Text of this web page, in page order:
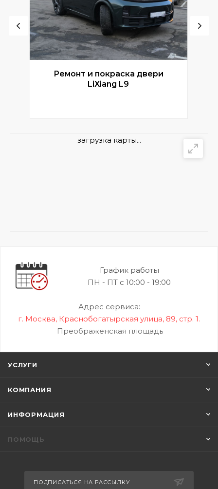
Ремонт и покраска двери
LiXiang L9
загрузка карты...
График работы
ПН - ПТ с 10:00 - 19:00
Адрес сервиса:
г. Москва, Краснобогатырская улица, 89, стр. 1.
Преображенская площадь
УСЛУГИ
КОМПАНИЯ
ИНФОРМАЦИЯ
ПОМОЩЬ
ПОДПИСАТЬСЯ НА РАССЫЛКУ